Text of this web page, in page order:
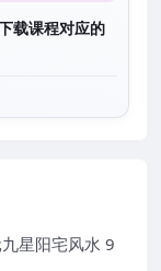
载课程对应的
星阳宅风水 9